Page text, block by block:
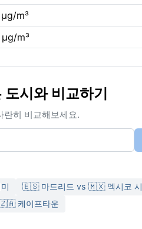
µg/m³
µg/m³
시와 비교하기
란히 비교해보세요.
🇪🇸 마드리드 vs 🇲🇽 멕시코 시
케이프타운